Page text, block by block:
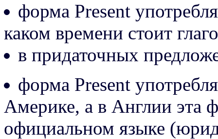
форма Present
каком времени стоит
в придаточных
форма Present
Америке, а в Англии эта
официальном языке